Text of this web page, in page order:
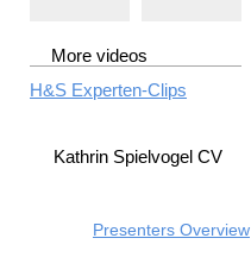
More videos
H&S Experten-Clips
Kathrin Spielvogel CV
Presenters Overview